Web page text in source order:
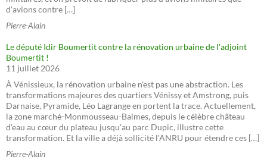
d'avions contre […]
Pierre-Alain
Le député Idir Boumertit contre la rénovation urbaine de l'adjoint
Boumertit !
11 juillet 2026
À Vénissieux, la rénovation urbaine n'est pas une abstraction. Les
transformations majeures des quartiers Vénissy et Amstrong, puis
Darnaise, Pyramide, Léo Lagrange en portent la trace. Actuellement,
la zone marché-Monmousseau-Balmes, depuis le célèbre château
d'eau au cœur du plateau jusqu'au parc Dupic, illustre cette
transformation. Et la ville a déjà sollicité l'ANRU pour étendre ces […]
Pierre-Alain